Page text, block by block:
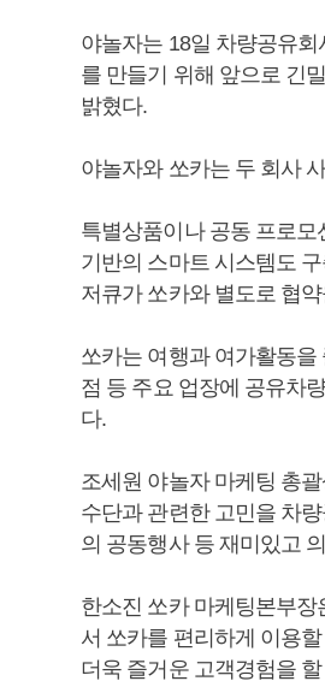
야놀자는 18일 차량공유
를 만들기 위해 앞으로 긴
밝혔다.
야놀자와 쏘카는 두 회사
특별상품이나 공동 프로
기반의 스마트 시스템도
저큐가 쏘카와 별도로 협
쏘카는 여행과 여가활동
점 등 주요 업장에 공유차
다.
조세원 야놀자 마케팅 총
수단과 관련한 고민을 차
의 공동행사 등 재미있고
한소진 쏘카 마케팅본부장
서 쏘카를 편리하게 이용
더욱 즐거운 고객경험을